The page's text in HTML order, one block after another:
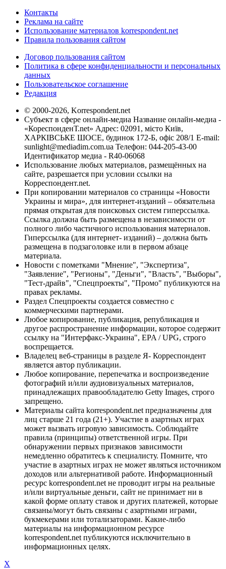
Контакты
Реклама на сайте
Использование материалов korrespondent.net
Правила пользования сайтом
Договор пользования сайтом
Политика в сфере конфиденциальности и персональных
данных
Пользовательское соглашение
Редакция
© 2000-2026, Korrespondent.net
Субъект в сфере онлайн-медиа Название онлайн-медиа -
«КореспонденТ.net» Адрес: 02091, місто Київ,
ХАРКІВСЬКЕ ШОСЕ, будинок 172-Б, офіс 208/1 E-mail:
sunlight@mediadim.com.ua Телефон: 044-205-43-00
Идентификатор медиа - R40-06068
Использование любых материалов, размещённых на
сайте, разрешается при условии ссылки на
Корреспондент.net.
При копировании материалов со страницы «Новости
Украины и мира», для интернет-изданий – обязательна
прямая открытая для поисковых систем гиперссылка.
Ссылка должна быть размещена в независимости от
полного либо частичного использования материалов.
Гиперссылка (для интернет- изданий) – должна быть
размещена в подзаголовке или в первом абзаце
материала.
Новости с пометками "Мнение", "Экспертиза",
"Заявление", "Регионы", "Деньги", "Власть", "Выборы",
"Тест-драйв", "Спецпроекты", "Промо" публикуются на
правах рекламы.
Раздел Спецпроекты создается совместно с
коммерческими партнерами.
Любое копирование, публикация, републикация и
другое распространение информации, которое содержит
ссылку на "Интерфакс-Украина", EPA / UPG, строго
воспрещается.
Владелец веб-страницы в разделе Я- Корреспондент
является автор публикации.
Любое копирование, перепечатка и воспроизведение
фотографий и/или аудиовизуальных материалов,
принадлежащих правообладателю Getty Images, строго
запрещено.
Материалы сайта korrespondent.net предназначены для
лиц старше 21 года (21+). Участие в азартных играх
может вызвать игровую зависимость. Соблюдайте
правила (принципы) ответственной игры. При
обнаружении первых признаков зависимости
немедленно обратитесь к специалисту. Помните, что
участие в азартных играх не может являться источником
доходов или альтернативой работе. Информационный
ресурс korrespondent.net не проводит игры на реальные
и/или виртуальные деньги, сайт не принимает ни в
какой форме оплату ставок и других платежей, которые
связаны/могут быть связаны с азартными играми,
букмекерами или тотализаторами. Какие-либо
материалы на информационном ресурсе
korrespondent.net публикуются исключительно в
информационных целях.
X